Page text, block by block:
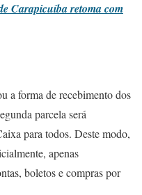
Carapicuíba retoma com
a forma de recebimento dos
parcela será
para todos. Deste modo,
apenas
boletos e compras por